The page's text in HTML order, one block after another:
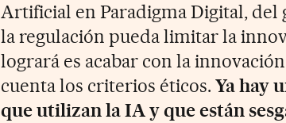
Artificial en Paradigma Digital, del
la regulación pueda limitar la
logrará es acabar con la
cuenta los criterios éticos. Ya hay
que utilizan la IA y que están